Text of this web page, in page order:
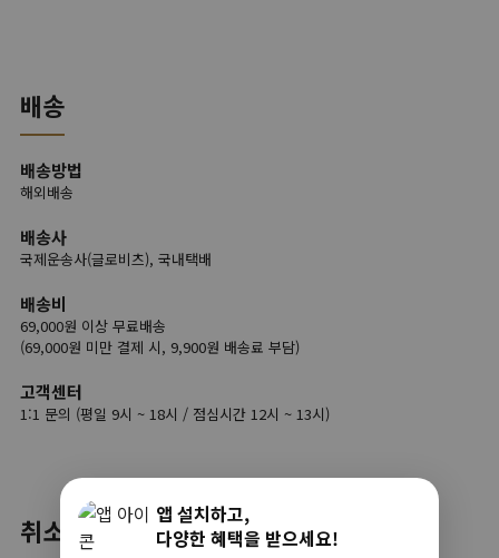
배송
배송방법
해외배송
배송사
국제운송사(글로비츠), 국내택배
배송비
69,000원 이상 무료배송
(69,000원 미만 결제 시, 9,900원 배송료 부담)
고객센터
1:1 문의 (평일 9시 ~ 18시 / 점심시간 12시 ~ 13시)
취소/반품
앱 설치하고,
다양한 혜택을 받으세요!